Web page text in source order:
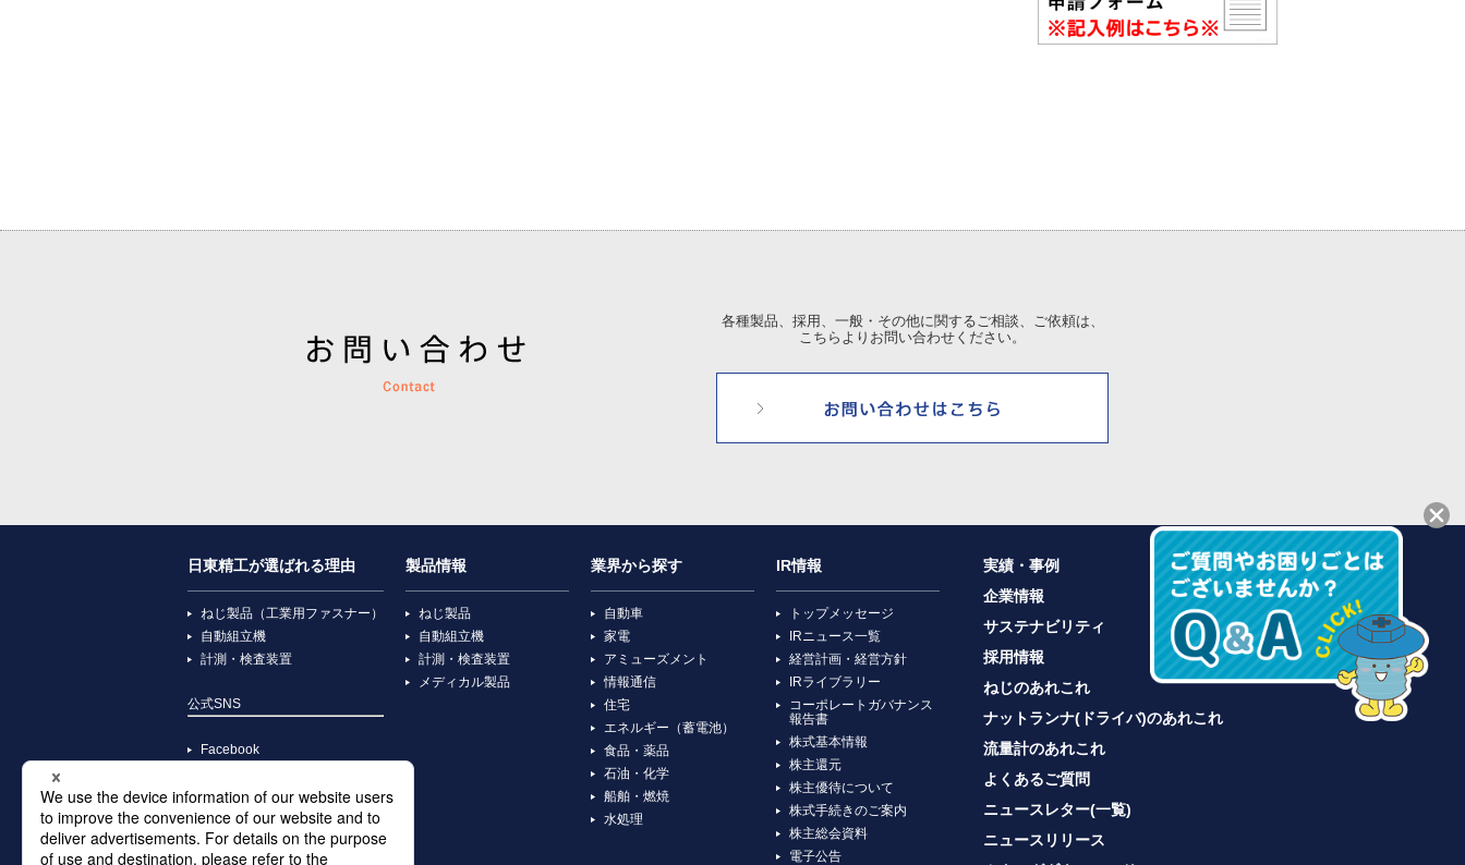
各種製品、採用、一般・その他に関するご相談、ご依頼は、
こちらよりお問い合わせください。
日東精工が選ばれる理由
ねじ製品（工業用ファスナー）
自動組立機
計測・検査装置
公式SNS
Facebook
X
Instagram
TikTok
製品情報
ねじ製品
自動組立機
計測・検査装置
メディカル製品
業界から探す
自動車
家電
アミューズメント
情報通信
住宅
エネルギー（蓄電池）
食品・薬品
石油・化学
船舶・燃焼
水処理
IR情報
トップメッセージ
IRニュース一覧
経営計画・経営方針
IRライブラリー
コーポレートガバナンス
報告書
株式基本情報
株主還元
株主優待について
株式手続きのご案内
株主総会資料
電子公告
実績・事例
企業情報
サステナビリティ
採用情報
ねじのあれこれ
ナットランナ(ドライバ)のあれこれ
流量計のあれこれ
よくあるご質問
ニュースレター(一覧)
ニュースリリース